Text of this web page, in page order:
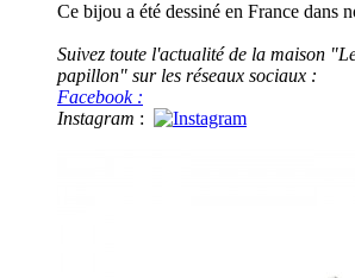
Ce bijou a été dessiné en France dans
Suivez toute l'actualité de la maison
papillon" sur les réseaux sociaux :
Facebook :
Instagram :